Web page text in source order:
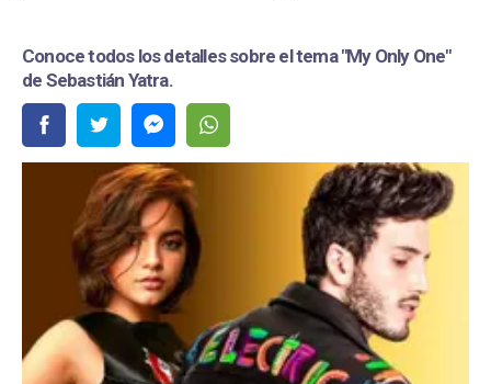
Conoce todos los detalles sobre el tema "My Only One"
de Sebastián Yatra.